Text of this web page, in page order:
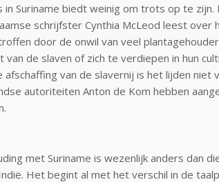
in Suriname biedt weinig om trots op te zijn.
schrijfster Cynthia McLeod leest over
door de onwil van veel
de slaven of zich te verdiepen in hun
afschaffing van de slavernij is het lijden niet
autoriteiten Anton de Kom hebben
met Suriname is wezenlijk anders dan
Het begint al met het verschil in de